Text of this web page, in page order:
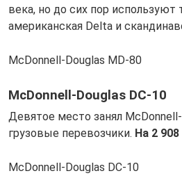
века, но до сих пор используют
американская Delta и
McDonnell-Douglas MD-80
McDonnell-Douglas DC-10
Девятое место занял
грузовые перевозчики. На 2
McDonnell-Douglas DC-10